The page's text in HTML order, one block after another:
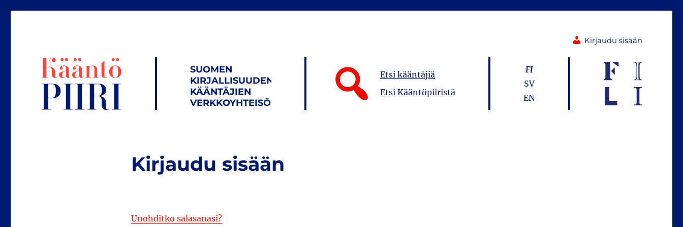
Kirjaudu sisään
SUOMEN
KIRJALLISUUDEN
KÄÄNTÄJIEN
VERKKOYHTEISÖ
Etsi kääntäjiä
Etsi Kääntöpiiristä
FI
SV
EN
Kirjaudu sisään
Unohditko salasanasi?